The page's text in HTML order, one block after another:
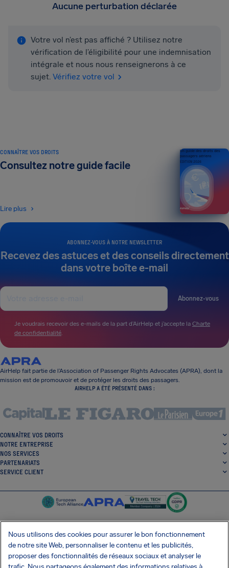
Aucune perturbation déclarée
Votre vol n’est pas affiché ? Utilisez notre
vérification de l’éligibilité pour une indemnisation
intégrale et nous nous renseignerons à ce
sujet. Vérifiez votre vol
ABONNEZ-VOUS À NOTRE NEWSLETTER
Recevez des astuces et des conseils directement
dans votre boîte e-mail
Abonnez-vous
Je voudrais recevoir des e-mails de la part d’AirHelp et j’accepte la Charte
de confidentialité.
CONNAÎTRE VOS DROITS
Consultez notre guide facile
Lire plus
Un guide des droits des
passagers aériens
ÉDITION 2026
AirHelp fait partie de l’Association of Passenger Rights Advocates (APRA), dont la
mission est de promouvoir et de protéger les droits des passagers.
AIRHELP A ÉTÉ PRÉSENTÉ DANS :
CONNAÎTRE VOS DROITS
NOTRE ENTREPRISE
NOS SERVICES
PARTENARIATS
SERVICE CLIENT
SocialFacebook
SocialTwitter
SocialInstagram
SocialLinkedin
Nous utilisons des cookies pour assurer le bon fonctionnement
de notre site Web, personnaliser le contenu et les publicités,
proposer des fonctionnalités de réseaux sociaux et analyser le